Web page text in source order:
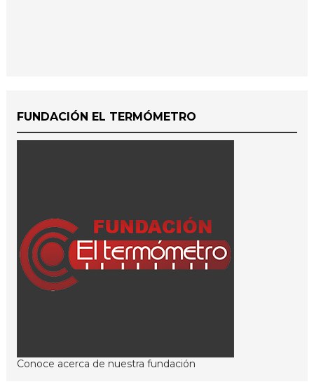
FUNDACIÓN EL TERMÓMETRO
Conoce acerca de nuestra fundación